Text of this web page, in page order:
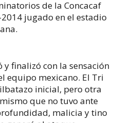
de la Concacaf
jugado en el estadio
finalizó con la sensación
equipo mexicano. El Tri
inicial, pero otra
que no tuvo ante
malicia y tino